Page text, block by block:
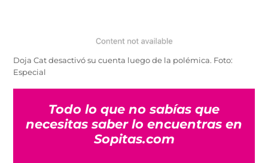
Doja Cat desactivó su cuenta luego de la polémica. Foto:
Especial
Todo lo que no sabías que
necesitas saber lo encuentras en
Sopitas.com